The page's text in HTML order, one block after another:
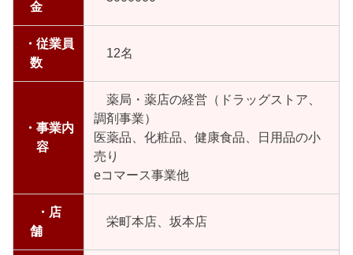
金
・従業員
数
12名
・事業内
容
薬局・薬店の経営（ドラッグストア、
調剤事業）
医薬品、化粧品、健康食品、日用品の小
売り
eコマース事業他
・店
舗
栄町本店、坂本店